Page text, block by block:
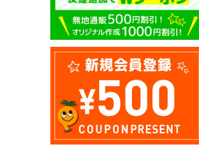
ソックス
ラッピング・ショッパー・ギフ
トバッグ・包材
イベント・観戦グッズ
パーツ・付属品
スポーツグッズ
その他雑貨
メンズ 長袖Tシャツ
メンズ スポーツアイテム
メンズ ワークウエア
メンズ アウター
メンズ タンクトップ
メンズ シャツ
キッズ スウェットパンツ
キッズ 長袖Tシャツ
キッズ スポーツアイテム
キッズ アウター
キッズ ボトムス
レディース パーカー
レディース スウェットパンツ
レディース 長袖Tシャツ
レディース スポーツアイテム
レディース ワークウエア
レディース シャツ
レディース アウター
ユニセックス ポロシャツ
ユニセックス パーカー
ユニセックス 長袖Tシャツ
ユニセックス スポーツアイテム
ユニセックス アウター
ユニセックス シャツ